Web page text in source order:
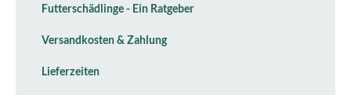
Futterschädlinge - Ein Ratgeber
Versandkosten & Zahlung
Lieferzeiten